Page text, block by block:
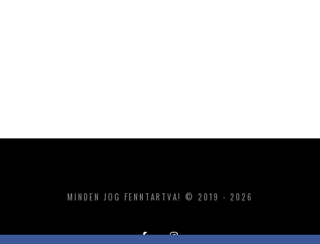
MINDEN JOG FENNTARTVA! © 2019 - 2026